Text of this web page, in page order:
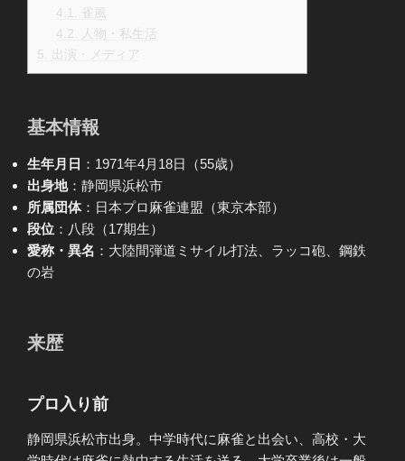
4.1.
雀風
4.2.
人物・私生活
5.
出演・メディア
基本情報
生年月日 ：1971年4月18日（55歳）
出身地：静岡県浜松市
所属団体：日本プロ麻雀連盟（東京本部）
段位 ：八段（17期生）
愛称・異名 ：大陸間弾道ミサイル打法、ラッコ砲、鋼鉄
の岩
来歴
プロ入り前
静岡県浜松市出身。中学時代に麻雀と出会い、高校・大